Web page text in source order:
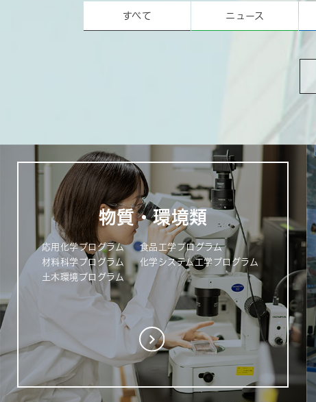
すべて ニュース
物質・環境類
応用化学プログラム
食品工学プログラム
材料科学プログラム
化学システム工学プログラム
土木環境プログラム